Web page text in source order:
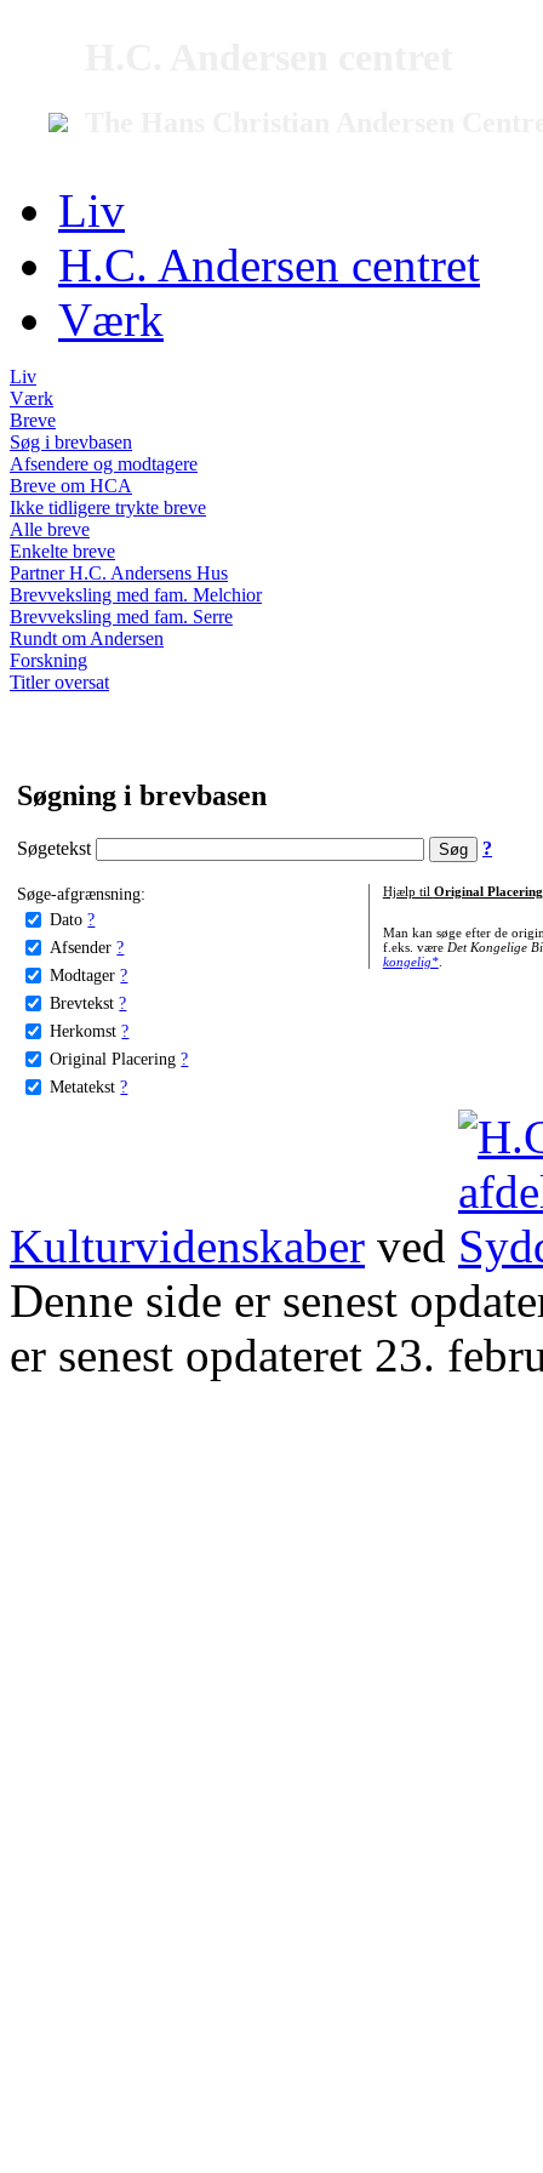
Liv
H.C. Andersen centret
Værk
Liv
Værk
Breve
Søg i brevbasen
Afsendere og modtagere
Breve om HCA
Ikke tidligere trykte breve
Alle breve
Enkelte breve
Partner H.C. Andersens Hus
Brevveksling med fam. Melchior
Brevveksling med fam. Serre
Rundt om Andersen
Forskning
Titler oversat
Søgning i brevbasen
Søgetekst ?
Søge-afgrænsning:
Dato ?
Afsender ?
Modtager ?
Brevtekst ?
Herkomst ?
Original Placering ?
Metatekst ?
Hjælp til Original Placering
Man kan søge efter de
f.eks. være Det Kongelige
kongelig*.
Kulturvidenskaber ved
Denne side er senest
er senest opdateret 23.